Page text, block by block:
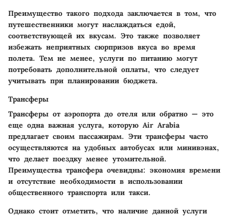
Преимущество такого подхода заключается в том, что
путешественники могут наслаждаться едой,
соответствующей их вкусам. Это также позволяет
избежать неприятных сюрпризов вкуса во время
полета. Тем не менее, услуги по питанию могут
потребовать дополнительной оплаты, что следует
учитывать при планировании бюджета.
Трансферы
Трансферы от аэропорта до отеля или обратно — это
еще одна важная услуга, которую Air Arabia
предлагает своим пассажирам. Эти трансферы часто
осуществляются на удобных автобусах или минивэнах,
что делает поездку менее утомительной.
Преимущества трансфера очевидны: экономия времени
и отсутствие необходимости в использовании
общественного транспорта или такси.
Однако стоит отметить, что наличие данной услуги